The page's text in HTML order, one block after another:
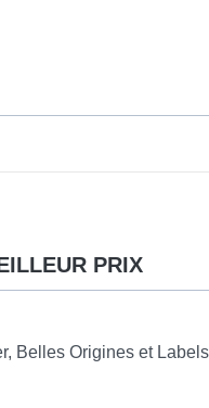
PRIX
Belles Origines et